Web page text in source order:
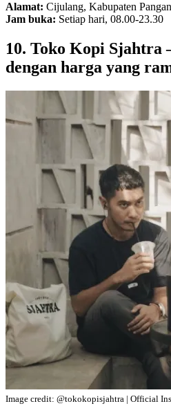
Alamat: Cijulang, Kabupaten
Jam buka: Setiap hari, 08.00-23.30
10. Toko Kopi Sjahtra
dengan harga yang
Image credit: @tokokopisjahtra | Official